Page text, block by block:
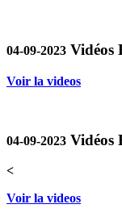
04-09-2023 Vidéos
Voir la videos
04-09-2023 Vidéos
<
Voir la videos